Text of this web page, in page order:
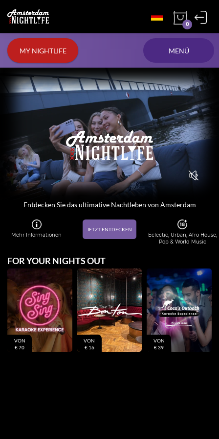
0
MY NIGHTLIFE MENÜ
Entdecken Sie das ultimative Nachtleben von Amsterdam
JETZT ENTDECKEN
Mehr Informationen
Eclectic, Urban, Afro House,
Pop & World Music
FOR YOUR NIGHTS OUT
VON
€ 70
VON
€ 16
VON
€ 39